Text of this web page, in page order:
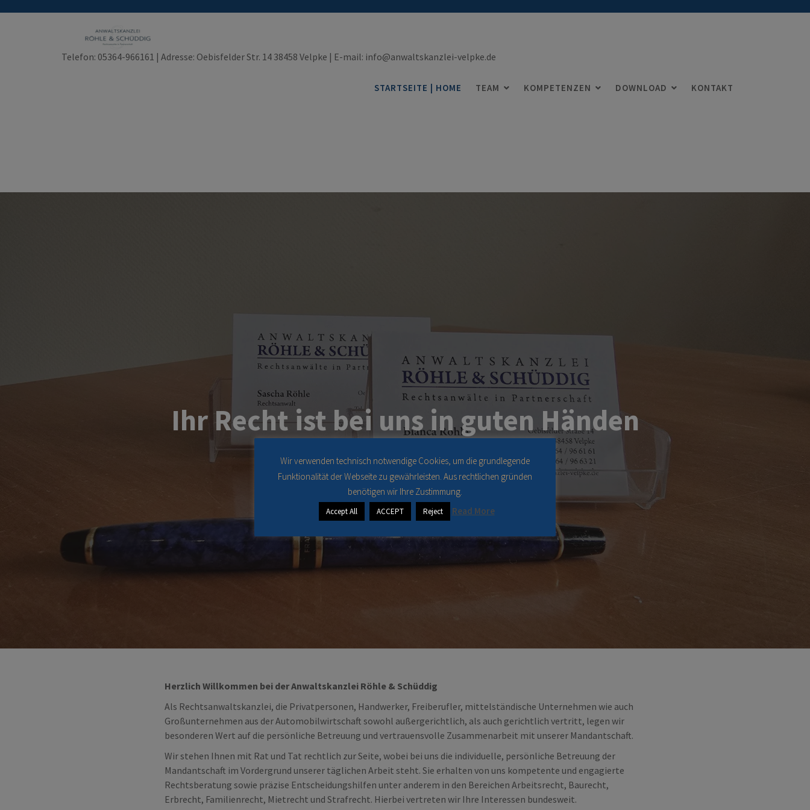
Telefon: 05364-966161 | Adresse: Oebisfelder Str. 14 38458 Velpke | E-mail: info@anwaltskanzlei-velpke.de
STARTSEITE | HOME TEAM KOMPETENZEN DOWNLOAD KONTAKT
Ihr Recht ist bei uns in guten Händen
Herzlich Willkommen bei der Anwaltskanzlei Röhle & Schüddig
Als Rechtsanwaltskanzlei, die Privatpersonen, Handwerker, Freiberufler, mittelständische Unternehmen wie auch
Großunternehmen aus der Automobilwirtschaft sowohl außergerichtlich, als auch gerichtlich vertritt, legen wir
besonderen Wert auf die persönliche Betreuung und vertrauensvolle Zusammenarbeit mit unserer Mandantschaft.
Wir stehen Ihnen mit Rat und Tat rechtlich zur Seite, wobei bei uns die individuelle, persönliche Betreuung der
Mandantschaft im Vordergrund unserer täglichen Arbeit steht. Sie erhalten von uns kompetente und engagierte
Rechtsberatung sowie präzise Entscheidungshilfen unter anderem in den Bereichen Arbeitsrecht, Baurecht,
Erbrecht, Familienrecht, Mietrecht und Strafrecht. Hierbei vertreten wir Ihre Interessen bundesweit.
Wir verwenden technisch notwendige Cookies, um die grundlegende
Funktionalität der Webseite zu gewährleisten. Aus rechtlichen gründen
benötigen wir Ihre Zustimmung.
Accept All ACCEPT Reject Read More